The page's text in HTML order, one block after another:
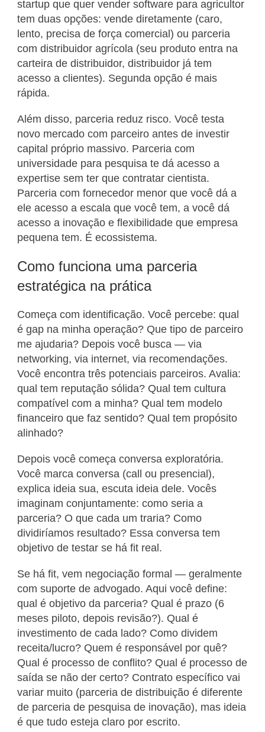
startup que quer vender software para agricultor
tem duas opções: vende diretamente (caro,
lento, precisa de força comercial) ou parceria
com distribuidor agrícola (seu produto entra na
carteira de distribuidor, distribuidor já tem
acesso a clientes). Segunda opção é mais
rápida.
Além disso, parceria reduz risco. Você testa
novo mercado com parceiro antes de investir
capital próprio massivo. Parceria com
universidade para pesquisa te dá acesso a
expertise sem ter que contratar cientista.
Parceria com fornecedor menor que você dá a
ele acesso a escala que você tem, a você dá
acesso a inovação e flexibilidade que empresa
pequena tem. É ecossistema.
Como funciona uma parceria
estratégica na prática
Começa com identificação. Você percebe: qual
é gap na minha operação? Que tipo de parceiro
me ajudaria? Depois você busca — via
networking, via internet, via recomendações.
Você encontra três potenciais parceiros. Avalia:
qual tem reputação sólida? Qual tem cultura
compatível com a minha? Qual tem modelo
financeiro que faz sentido? Qual tem propósito
alinhado?
Depois você começa conversa exploratória.
Você marca conversa (call ou presencial),
explica ideia sua, escuta ideia dele. Vocês
imaginam conjuntamente: como seria a
parceria? O que cada um traria? Como
dividiríamos resultado? Essa conversa tem
objetivo de testar se há fit real.
Se há fit, vem negociação formal — geralmente
com suporte de advogado. Aqui você define:
qual é objetivo da parceria? Qual é prazo (6
meses piloto, depois revisão?). Qual é
investimento de cada lado? Como dividem
receita/lucro? Quem é responsável por quê?
Qual é processo de conflito? Qual é processo de
saída se não der certo? Contrato específico vai
variar muito (parceria de distribuição é diferente
de parceria de pesquisa de inovação), mas ideia
é que tudo esteja claro por escrito.